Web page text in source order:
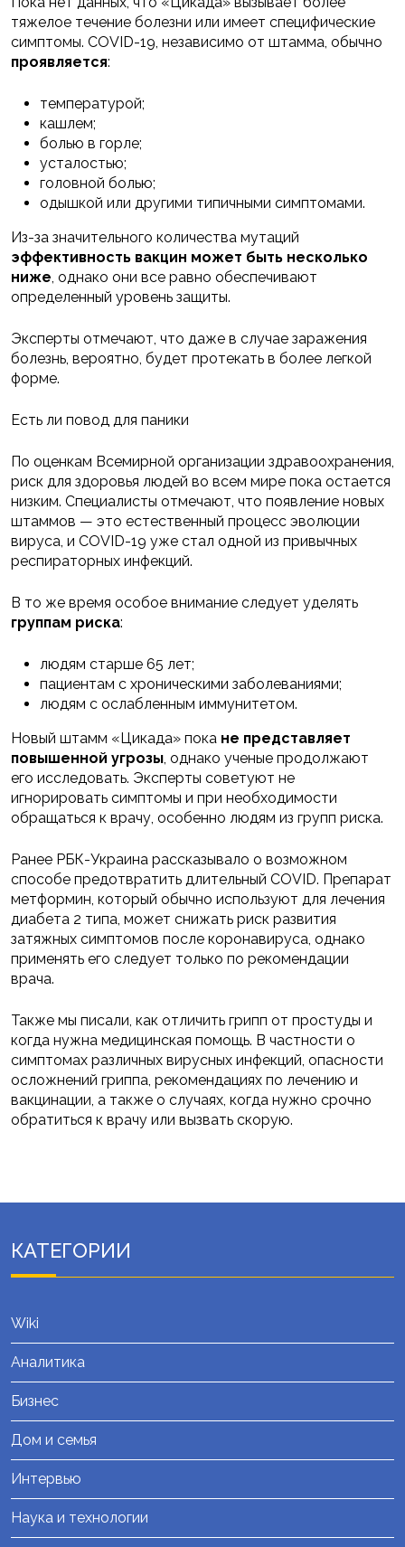
тяжелое течение болезни или имеет специфические
симптомы. COVID-19, независимо от штамма, обычно
проявляется:
температурой;
кашлем;
болью в горле;
усталостью;
головной болью;
одышкой или другими типичными симптомами.
Из-за значительного количества мутаций
эффективность вакцин может быть несколько
ниже, однако они все равно обеспечивают
определенный уровень защиты.
Эксперты отмечают, что даже в случае заражения
болезнь, вероятно, будет протекать в более легкой
форме.
Есть ли повод для паники
По оценкам Всемирной организации здравоохранения,
риск для здоровья людей во всем мире пока остается
низким. Специалисты отмечают, что появление новых
штаммов — это естественный процесс эволюции
вируса, и COVID-19 уже стал одной из привычных
респираторных инфекций.
В то же время особое внимание следует уделять
группам риска:
людям старше 65 лет;
пациентам с хроническими заболеваниями;
людям с ослабленным иммунитетом.
Новый штамм «Цикада» пока не представляет
повышенной угрозы, однако ученые продолжают
его исследовать. Эксперты советуют не
игнорировать симптомы и при необходимости
обращаться к врачу, особенно людям из групп риска.
Ранее РБК-Украина рассказывало о возможном
способе предотвратить длительный COVID. Препарат
метформин, который обычно используют для лечения
диабета 2 типа, может снижать риск развития
затяжных симптомов после коронавируса, однако
применять его следует только по рекомендации
врача.
Также мы писали, как отличить грипп от простуды и
когда нужна медицинская помощь. В частности о
симптомах различных вирусных инфекций, опасности
осложнений гриппа, рекомендациях по лечению и
вакцинации, а также о случаях, когда нужно срочно
обратиться к врачу или вызвать скорую.
КАТЕГОРИИ
Wiki
Аналитика
Бизнес
Дом и семья
Интервью
Наука и технологии